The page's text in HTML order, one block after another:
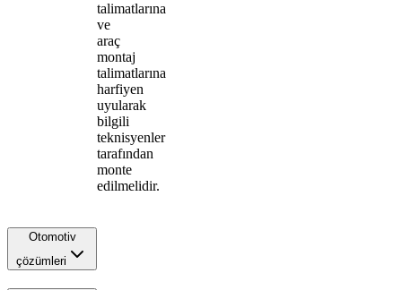
talimatlarına
ve
araç
montaj
talimatlarına
harfiyen
uyularak
bilgili
teknisyenler
tarafından
monte
edilmelidir.
Otomotiv
çözümleri